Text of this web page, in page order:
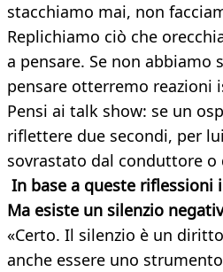
stacchiamo mai, non
Replichiamo ciò che
a pensare. Se non abbiamo
pensare otterremo reazioni
Pensi ai talk show: se un
riflettere due secondi, per
sovrastato dal conduttore o
In base a queste riflessioni
Ma esiste un silenzio
«Certo. Il silenzio è un
anche essere uno